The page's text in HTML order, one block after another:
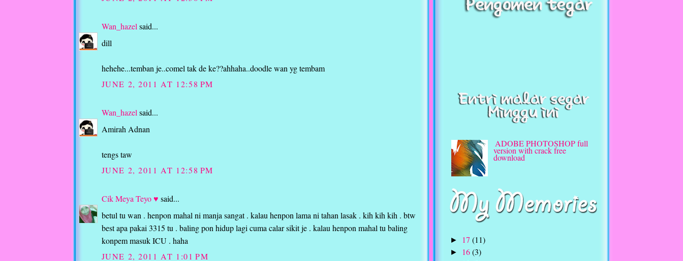
Wan_hazel said...
dill
hehehe...temban je..comel tak de ke??ahhaha..doodle wan yg tembam
JUNE 2, 2011 AT 12:58 PM
Wan_hazel said...
Amirah Adnan
tengs taw
JUNE 2, 2011 AT 12:58 PM
Cik Meya Teyo ♥ said...
betul tu wan . henpon mahal ni manja sangat . kalau henpon lama ni tahan lasak . kih kih kih . btw
best apa pakai 3315 tu . baling pon hidup lagi cuma calar sikit je . kalau henpon mahal tu baling
konpem masuk ICU . haha
JUNE 2, 2011 AT 1:01 PM
ADOBE PHOTOSHOP full
version with crack free
download
Tutorial Ajax Float (lebih cepat
nak load...)
► 17 (11)
► 16(3)